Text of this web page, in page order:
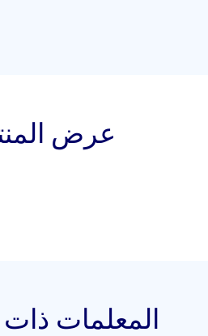
عرض
المعلمات ذات